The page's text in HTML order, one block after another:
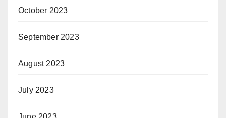
October 2023
September 2023
August 2023
July 2023